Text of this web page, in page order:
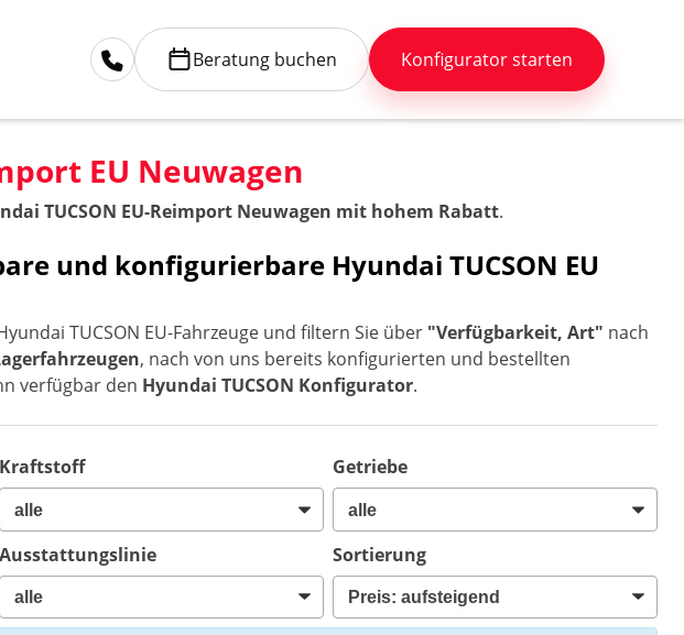
Beratung buchen Konfigurator starten
EU Neuwagen
TUCSON EU-Reimport Neuwagen mit hohem Rabatt.
und konfigurierbare Hyundai TUCSON EU
TUCSON EU-Fahrzeuge und filtern Sie über "Verfügbarkeit, Art" nach
, nach von uns bereits konfigurierten und bestellten
verfügbar den Hyundai TUCSON Konfigurator.
Kraftstoff Getriebe
Ausstattungslinie Sortierung